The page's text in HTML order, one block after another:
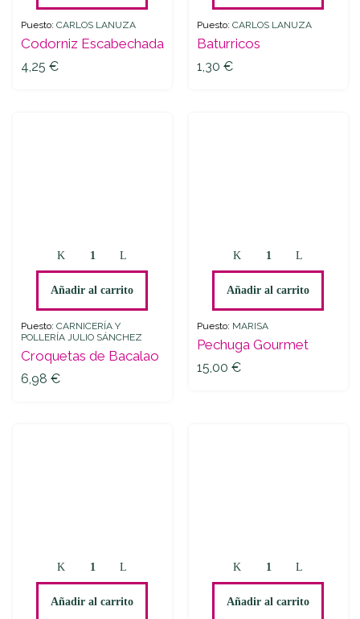
Puesto: CARLOS LANUZA
Codorniz Escabechada
4,25 €
Puesto: CARLOS LANUZA
Baturricos
1,30 €
Croquetas
Bacalao
Añadir al carrito
Puesto: CARNICERÍA Y
POLLERÍA JULIO SÁNCHEZ
Croquetas de Bacalao
6,98 €
Pechuga
quantity
Añadir al carrito
Puesto: MARISA
Pechuga Gourmet
15,00 €
Migas
quantity
Añadir al carrito
Muslos
de
Pollo
Añadir al carrito